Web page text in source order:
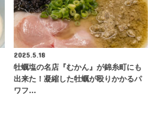
2025.5.18
牡蠣塩の名店『むかん』が錦糸町にも
出来た！凝縮した牡蠣が殴りかかるパ
ワフ…